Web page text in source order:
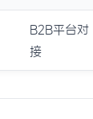
B2B平台对
接